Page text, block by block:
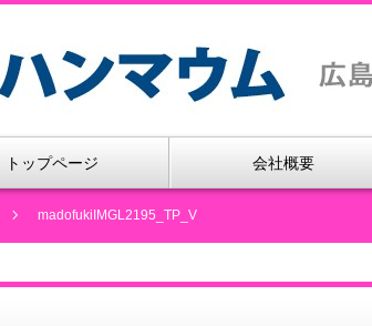
トップページ 会社概要
madofukiIMGL2195_TP_V